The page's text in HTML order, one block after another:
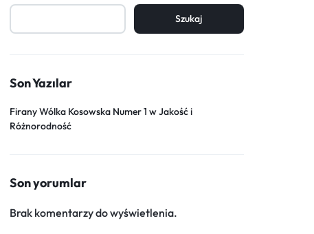
Szukaj
Son Yazılar
Firany Wólka Kosowska Numer 1 w Jakość i
Różnorodność
Son yorumlar
Brak komentarzy do wyświetlenia.